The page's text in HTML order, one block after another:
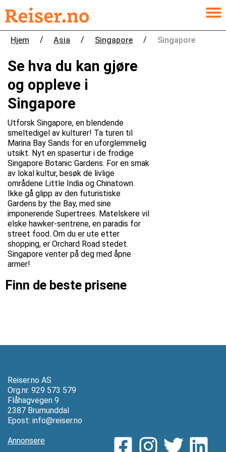
Hjem / Asia / Singapore / Singapore
Se hva du kan gjøre
og oppleve i
Singapore
Utforsk Singapore, en blendende
smeltedigel av kulturer! Ta turen til
Marina Bay Sands for en uforglemmelig
utsikt. Nyt en spasertur i de frodige
Singapore Botanic Gardens. For en smak
av lokal kultur, besøk de livlige
områdene Little India og Chinatown.
Ikke gå glipp av den futuristiske
Gardens by the Bay, med sine
imponerende Supertrees. Matelskere vil
elske hawker-sentrene, en paradis for
street food. Om du er ute etter
shopping, er Orchard Road stedet.
Singapore venter på deg med åpne
armer!
Finn de beste prisene
Reiser.no AS
Org.nr. 929 573 579
Flåhagvegen 9
2387 Brumunddal
Epost: info@reiser.no
Annonsere